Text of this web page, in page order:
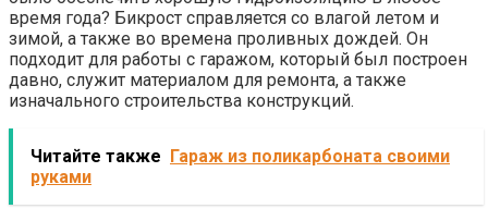
время года? Бикрост справляется со влагой летом и
зимой, а также во времена проливных дождей. Он
подходит для работы с гаражом, который был построен
давно, служит материалом для ремонта, а также
изначального строительства конструкций.
Читайте также
Гараж из поликарбоната своими
руками